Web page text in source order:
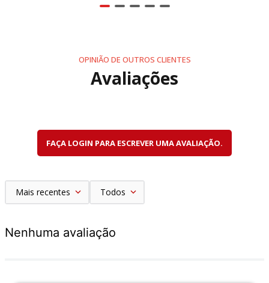
OPINIÃO DE OUTROS CLIENTES
Avaliações
FAÇA LOGIN PARA ESCREVER UMA AVALIAÇÃO.
Mais recentes Todos
Nenhuma avaliação